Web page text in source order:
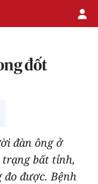
đốt
đàn ông ở
bất tỉnh,
được. Bệnh